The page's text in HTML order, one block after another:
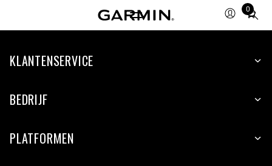
0
Total
items
cart:
KLANTENSERVICE
BEDRIJF
PLATFORMEN